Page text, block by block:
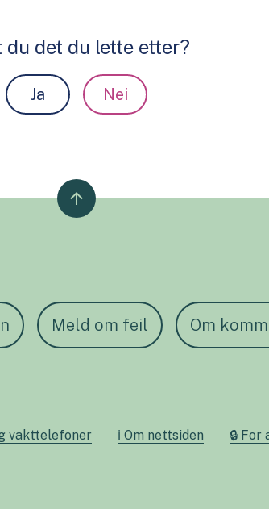
du det du lette etter?
Ja Nei
Meld om feil Om
vakttelefoner ℹ️ Om nettsiden 🔒 For